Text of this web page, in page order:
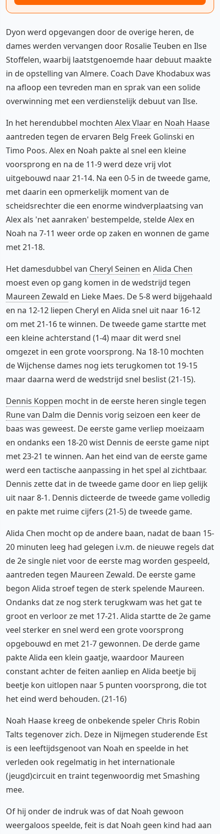
Dyon werd opgevangen door de overige heren, de
dames werden vervangen door Rosalie Teuben en Ilse
Stoffelen, waarbij laatstgenoemde haar debuut maakte
in de opstelling van Almere. Coach Dave Khodabux was
na afloop een tevreden man en sprak van een solide
overwinning met een verdienstelijk debuut van Ilse.
In het herendubbel mochten Alex Vlaar en Noah Haase
aantreden tegen de ervaren Belg Freek Golinski en
Timo Poos. Alex en Noah pakte al snel een kleine
voorsprong en na de 11-9 werd deze vrij vlot
uitgebouwd naar 21-14. Na een 0-5 in de tweede game,
met daarin een opmerkelijk moment van de
scheidsrechter die een enorme windverplaatsing van
Alex als 'net aanraken' bestempelde, stelde Alex en
Noah na 7-11 weer orde op zaken en wonnen de game
met 21-18.
Het damesdubbel van Cheryl Seinen en Alida Chen
moest even op gang komen in de wedstrijd tegen
Maureen Zewald en Lieke Maes. De 5-8 werd bijgehaald
en na 12-12 liepen Cheryl en Alida snel uit naar 16-12
om met 21-16 te winnen. De tweede game startte met
een kleine achterstand (1-4) maar dit werd snel
omgezet in een grote voorsprong. Na 18-10 mochten
de Wijchense dames nog iets terugkomen tot 19-15
maar daarna werd de wedstrijd snel beslist (21-15).
Dennis Koppen mocht in de eerste heren single tegen
Rune van Dalm die Dennis vorig seizoen een keer de
baas was geweest. De eerste game verliep moeizaam
en ondanks een 18-20 wist Dennis de eerste game nipt
met 23-21 te winnen. Aan het eind van de eerste game
werd een tactische aanpassing in het spel al zichtbaar.
Dennis zette dat in de tweede game door en liep gelijk
uit naar 8-1. Dennis dicteerde de tweede game volledig
en pakte met ruime cijfers (21-5) de tweede game.
Alida Chen mocht op de andere baan, nadat de baan 15-
20 minuten leeg had gelegen i.v.m. de nieuwe regels dat
de 2e single niet voor de eerste mag worden gespeeld,
aantreden tegen Maureen Zewald. De eerste game
begon Alida stroef tegen de sterk spelende Maureen.
Ondanks dat ze nog sterk terugkwam was het gat te
groot en verloor ze met 17-21. Alida startte de 2e game
veel sterker en snel werd een grote voorsprong
opgebouwd en met 21-7 gewonnen. De derde game
pakte Alida een klein gaatje, waardoor Maureen
constant achter de feiten aanliep en Alida beetje bij
beetje kon uitlopen naar 5 punten voorsprong, die tot
het eind werd behouden. (21-16)
Noah Haase kreeg de onbekende speler Chris Robin
Talts tegenover zich. Deze in Nijmegen studerende Est
is een leeftijdsgenoot van Noah en speelde in het
verleden ook regelmatig in het internationale
(jeugd)circuit en traint tegenwoordig met Smashing
mee.
Of hij onder de indruk was of dat Noah gewoon
weergaloos speelde, feit is dat Noah geen kind had aan